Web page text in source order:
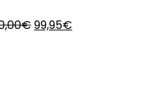
€O
99,95€